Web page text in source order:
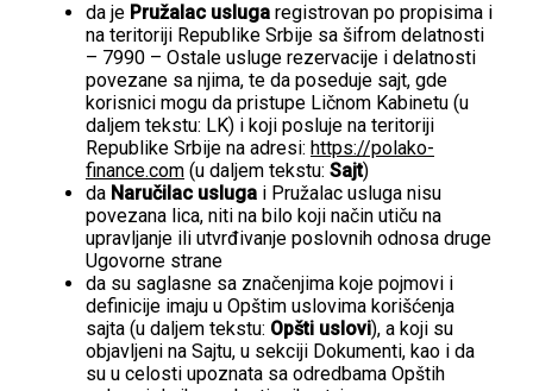
da je Pružalac usluga registrovan po propisima i
na teritoriji Republike Srbije sa šifrom delatnosti
– 7990 – Ostale usluge rezervacije i delatnosti
povezane sa njima, te da poseduje sajt, gde
korisnici mogu da pristupe Ličnom Kabinetu (u
daljem tekstu: LK) i koji posluje na teritoriji
Republike Srbije na adresi: https://polako-
finance.com (u daljem tekstu: Sajt)
da Naručilac usluga i Pružalac usluga nisu
povezana lica, niti na bilo koji način utiču na
upravljanje ili utvrđivanje poslovnih odnosa druge
Ugovorne strane
da su saglasne sa značenjima koje pojmovi i
definicije imaju u Opštim uslovima korišćenja
sajta (u daljem tekstu: Opšti uslovi), a koji su
objavljeni na Sajtu, u sekciji Dokumenti, kao i da
su u celosti upoznata sa odredbama Opštih